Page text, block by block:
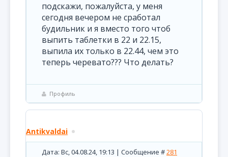
подскажи, пожалуйста, у меня
сегодня вечером не сработал
будильник и я вместо того чтоб
выпить таблетки в 22 и 22.15,
выпила их только в 22.44, чем это
теперь черевато??? Что делать?
Профиль
Antikvaldai
Дата: Вс, 04.08.24, 19:13 | Сообщение #281